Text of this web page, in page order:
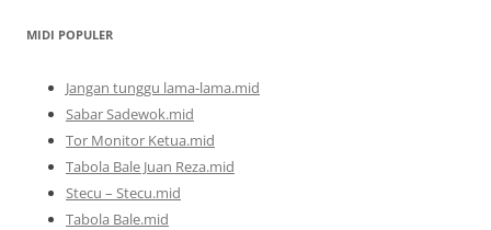
MIDI POPULER
Jangan tunggu lama-lama.mid
Sabar Sadewok.mid
Tor Monitor Ketua.mid
Tabola Bale Juan Reza.mid
Stecu – Stecu.mid
Tabola Bale.mid